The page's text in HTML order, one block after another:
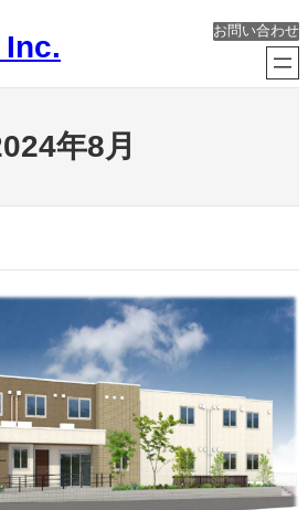
お問い合わせ
年8月